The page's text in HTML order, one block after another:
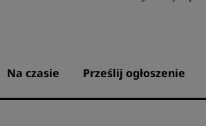
Na czasie Prześlij ogłoszenie